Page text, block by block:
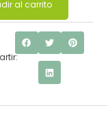
al carrito